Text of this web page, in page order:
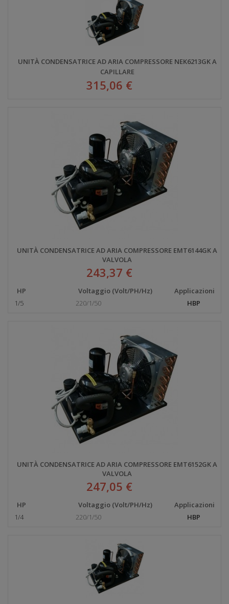
UNITÀ CONDENSATRICE AD ARIA COMPRESSORE NEK6213GK A
CAPILLARE
315,06 €
UNITÀ CONDENSATRICE AD ARIA COMPRESSORE EMT6144GK A
VALVOLA
243,37 €
HP Voltaggio (Volt/PH/Hz)
Applicazioni
1/5
220/1/50 HBP
UNITÀ CONDENSATRICE AD ARIA COMPRESSORE EMT6152GK A
VALVOLA
247,05 €
HP Voltaggio (Volt/PH/Hz)
Applicazioni
1/4
220/1/50 HBP